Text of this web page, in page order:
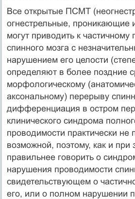
Все открытые ПСМТ
огнестрельные, проникающие
могут приводить к
спинного мозга с
нарушением его целости
определяют в более поздние
морфологическому
аксональному) перерыву
дифференциация в остром
клинического синдрома
проводимости практически не
возможной, поэтому, как и при
правильнее говорить о
нарушения проводимости
свидетельствующем о
его, или о полном нарушении